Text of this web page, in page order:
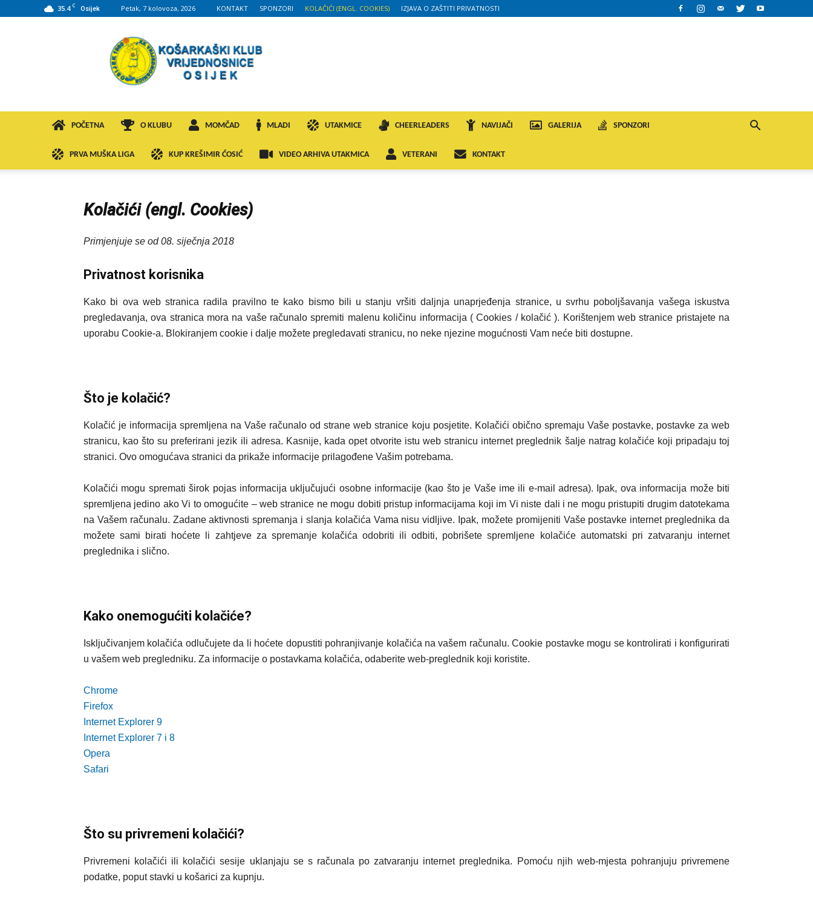
35.4 C Osijek Petak, 7 kolovoza, 2026 KONTAKT SPONZORI KOLAČIĆI (ENGL. COOKIES) IZJAVA O ZAŠTITI PRIVATNOSTI
KK
VROS
POČETNA O KLUBU MOMČAD MLADI UTAKMICE CHEERLEADERS NAVIJAČI GALERIJA SPONZORI
PRVA MUŠKA LIGA KUP KREŠIMIR ĆOSIĆ VIDEO ARHIVA UTAKMICA VETERANI KONTAKT
Kolačići (engl. Cookies)
Primjenjuje se od 08. siječnja 2018
Privatnost korisnika
Kako bi ova web stranica radila pravilno te kako bismo bili u stanju vršiti daljnja unaprjeđenja stranice, u svrhu poboljšavanja vašega iskustva
pregledavanja, ova stranica mora na vaše računalo spremiti malenu količinu informacija ( Cookies / kolačić ). Korištenjem web stranice pristajete na
uporabu Cookie-a. Blokiranjem cookie i dalje možete pregledavati stranicu, no neke njezine mogućnosti Vam neće biti dostupne.
Što je kolačić?
Kolačić je informacija spremljena na Vaše računalo od strane web stranice koju posjetite. Kolačići obično spremaju Vaše postavke, postavke za web
stranicu, kao što su preferirani jezik ili adresa. Kasnije, kada opet otvorite istu web stranicu internet preglednik šalje natrag kolačiće koji pripadaju toj
stranici. Ovo omogućava stranici da prikaže informacije prilagođene Vašim potrebama.
Kolačići mogu spremati širok pojas informacija uključujući osobne informacije (kao što je Vaše ime ili e-mail adresa). Ipak, ova informacija može biti
spremljena jedino ako Vi to omogućite – web stranice ne mogu dobiti pristup informacijama koji im Vi niste dali i ne mogu pristupiti drugim datotekama
na Vašem računalu. Zadane aktivnosti spremanja i slanja kolačića Vama nisu vidljive. Ipak, možete promijeniti Vaše postavke internet preglednika da
možete sami birati hoćete li zahtjeve za spremanje kolačića odobriti ili odbiti, pobrišete spremljene kolačiće automatski pri zatvaranju internet
preglednika i slično.
Kako onemogućiti kolačiće?
Isključivanjem kolačića odlučujete da li hoćete dopustiti pohranjivanje kolačića na vašem računalu. Cookie postavke mogu se kontrolirati i konfigurirati
u vašem web pregledniku. Za informacije o postavkama kolačića, odaberite web-preglednik koji koristite.
Chrome
Firefox
Internet Explorer 9
Internet Explorer 7 i 8
Opera
Safari
Što su privremeni kolačići?
Privremeni kolačići ili kolačići sesije uklanjaju se s računala po zatvaranju internet preglednika. Pomoću njih web-mjesta pohranjuju privremene
podatke, poput stavki u košarici za kupnju.